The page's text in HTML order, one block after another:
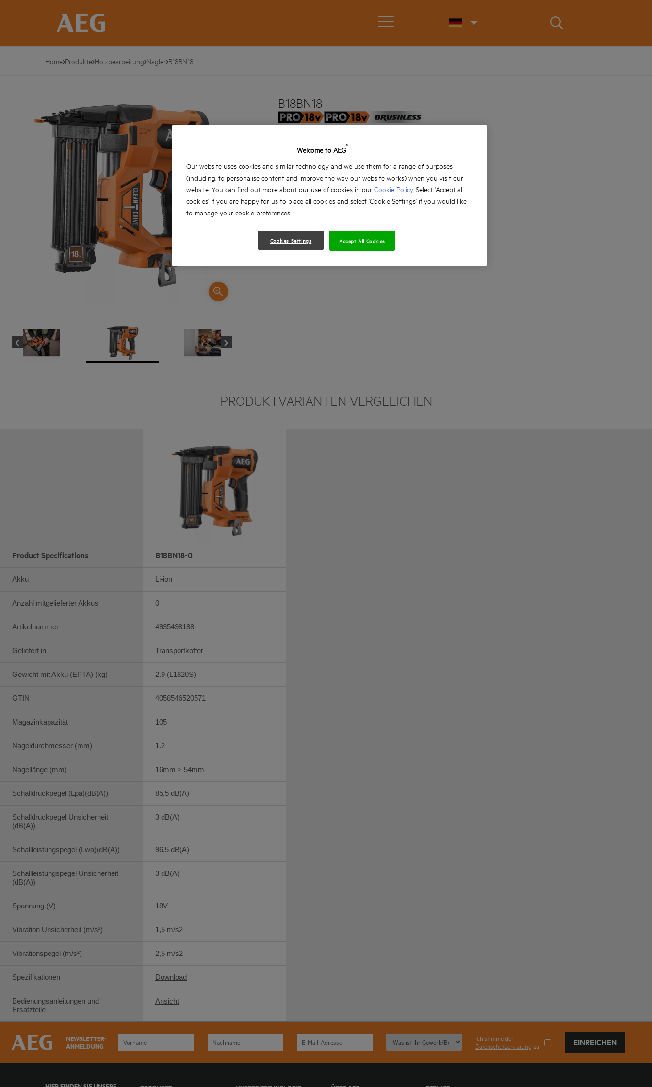
Home Produkte Holzbearbeitung Nagler B18BN18
B18BN18
B18BN18
PRODUKTVARIANTEN VERGLEICHEN
Product Specifications
Akku
Anzahl mitgelieferter Akkus
Artikelnummer
Geliefert in
Gewicht mit Akku (EPTA) (kg)
GTIN
Magazinkapazität
Nageldurchmesser (mm)
Nagellänge (mm)
Schalldruckpegel (Lpa)(dB(A))
Schalldruckpegel Unsicherheit
(dB(A))
Schallleistungspegel (Lwa)(dB(A))
Schallleistungspegel Unsicherheit
(dB(A))
Spannung (V)
Vibration Unsicherheit (m/s²)
Vibrationspegel (m/s²)
Spezifikationen
Bedienungsanleitungen und
Ersatzteile
B18BN18-0
Li-ion
0
4935498188
Transportkoffer
2.9 (L1820S)
4058546520571
105
1.2
16mm > 54mm
85,5 dB(A)
3 dB(A)
96,5 dB(A)
3 dB(A)
18V
1,5 m/s2
2,5 m/s2
Download
Ansicht
NEWSLETTER-
ANMELDUNG
Ich stimme der
Datenschutzerklärung zu EINREICHEN
Welcome to AEG®
Our website uses cookies and similar technology and we use them for a range of purposes
(including, to personalise content and improve the way our website works) when you visit our
website. You can find out more about our use of cookies in our Cookie Policy. Select 'Accept all
cookies' if you are happy for us to place all cookies and select 'Cookie Settings' if you would like
to manage your cookie preferences.
Cookies Settings Accept All Cookies